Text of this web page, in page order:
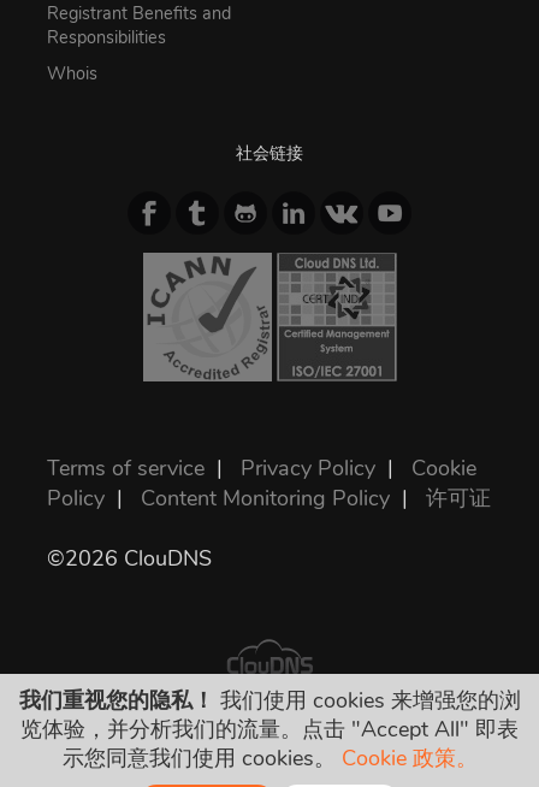
Registrant Benefits and
Responsibilities
Whois
社会链接
Terms of service | Privacy Policy | Cookie
Policy | Content Monitoring Policy | 许可证
©2026 ClouDNS
所有价格是最终的，包括所有必需的税。没有
其他隐藏费用！
我们重视您的隐私！ 我们使用 cookies 来增强您的浏
览体验，并分析我们的流量。点击 "Accept All" 即表
示您同意我们使用 cookies。 Cookie 政策。